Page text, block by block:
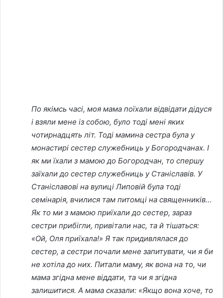
По якімсь часі, моя мама поїхали відвідати дідуся
і взяли мене із собою, було тоді мені яких
чотирнадцять літ. Тоді мамина сестра була у
монастирі сестер служебниць у Богородчанах. І
як ми їхали з мамою до Богородчан, то спершу
заїхали до сестер служебниць у Станіславів. У
Станіславові на вулиці Липовій була тоді
семінарія, вчилися там питомці на священників…
Як то ми з мамою приїхали до сестер, зараз
сестри прибігли, привітали нас, та й тішаться:
«Ой, Оля приїхала!» Я так придивлялася до
сестер, а сестри почали мене запитувати, чи я би
не хотіла до них. Питали маму, як вона на то, чи
мама згідна мене віддати, та чи я згідна
залишитися. А мама сказали: «Якщо вона хоче, то